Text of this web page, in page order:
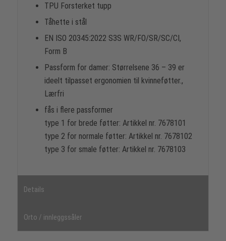
TPU Forsterket tupp
Tåhette i stål
EN ISO 20345:2022 S3S WR/FO/SR/SC/CI,
Form B
Passform for damer: Størrelsene 36 – 39 er
ideelt tilpasset ergonomien til kvinneføtter.,
Lærfri
fås i flere passformer
type 1 for brede føtter: Artikkel nr. 7678101
type 2 for normale føtter: Artikkel nr. 7678102
type 3 for smale føtter: Artikkel nr. 7678103
Details
Orto / innleggssåler